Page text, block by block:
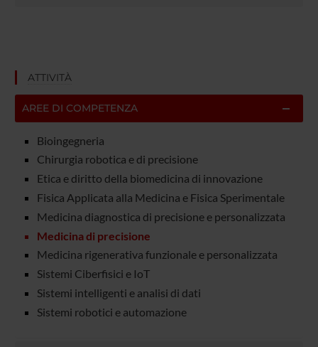
ATTIVITÀ
AREE DI COMPETENZA
Bioingegneria
Chirurgia robotica e di precisione
Etica e diritto della biomedicina di innovazione
Fisica Applicata alla Medicina e Fisica Sperimentale
Medicina diagnostica di precisione e personalizzata
Medicina di precisione
Medicina rigenerativa funzionale e personalizzata
Sistemi Ciberfisici e IoT
Sistemi intelligenti e analisi di dati
Sistemi robotici e automazione